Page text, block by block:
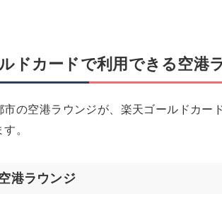
ドカードで利用できる空港
市の空港ラウンジが、楽天ゴールドカー
。
港ラウンジ